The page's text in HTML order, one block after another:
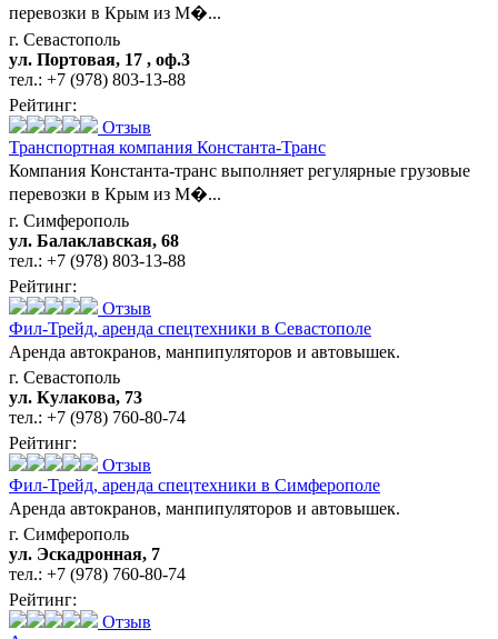
перевозки в Крым из М�...
г. Севастополь
ул. Портовая, 17 , оф.3
тел.: +7 (978) 803-13-88
Рейтинг:
Отзыв
Транспортная компания Константа-Транс
Компания Константа-транс выполняет регулярные грузовые
перевозки в Крым из М�...
г. Симферополь
ул. Балаклавская, 68
тел.: +7 (978) 803-13-88
Рейтинг:
Отзыв
Фил-Трейд, аренда спецтехники в Севастополе
Аренда автокранов, манпипуляторов и автовышек.
г. Севастополь
ул. Кулакова, 73
тел.: +7 (978) 760-80-74
Рейтинг:
Отзыв
Фил-Трейд, аренда спецтехники в Симферополе
Аренда автокранов, манпипуляторов и автовышек.
г. Симферополь
ул. Эскадронная, 7
тел.: +7 (978) 760-80-74
Рейтинг:
Отзыв